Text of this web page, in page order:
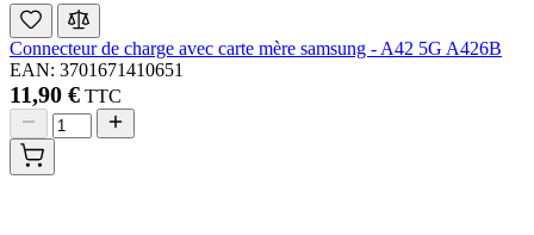
Connecteur de charge avec carte mère samsung - A42 5G A426B
EAN: 3701671410651
11,90 € TTC